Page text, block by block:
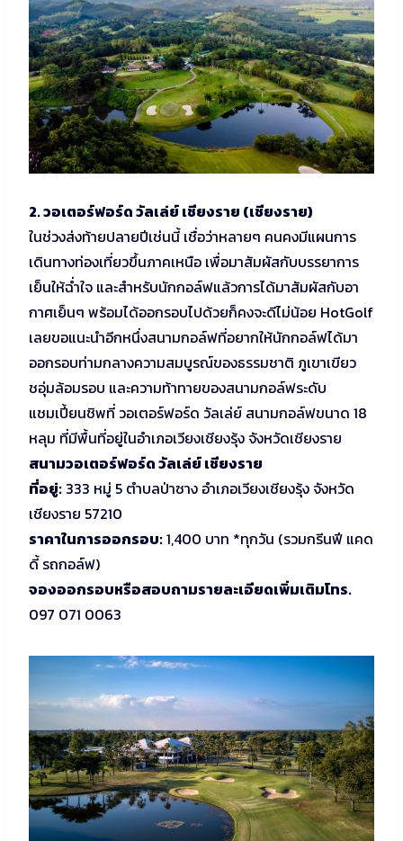
2. วอเตอร์ฟอร์ด วัลเล่ย์ เชียงราย (เชียงราย)
ในช่วงส่งท้ายปลายปีเช่นนี้ เชื่อว่าหลายๆ คนคงมีแผนการ
เดินทางท่องเที่ยวขึ้นภาคเหนือ เพื่อมาสัมผัสกับบรรยาการ
เย็นให้ฉ่ำใจ และสำหรับนักกอล์ฟแล้วการได้มาสัมผัสกับอา
กาศเย็นๆ พร้อมได้ออกรอบไปด้วยก็คงจะดีไม่น้อย HotGolf
เลยขอแนะนำอีกหนึ่งสนามกอล์ฟที่อยากให้นักกอล์ฟได้มา
ออกรอบท่ามกลางความสมบูรณ์ของธรรมชาติ ภูเขาเขียว
ชอุ่มล้อมรอบ และความท้าทายของสนามกอล์ฟระดับ
แชมเปี้ยนชิพที่ วอเตอร์ฟอร์ด วัลเล่ย์ สนามกอล์ฟขนาด 18
หลุม ที่มีพื้นที่อยู่ในอำเภอเวียงเชียงรุ้ง จังหวัดเชียงราย
สนามวอเตอร์ฟอร์ด วัลเล่ย์ เชียงราย
ที่อยู่: 333 หมู่ 5 ตำบลป่าซาง อำเภอเวียงเชียงรุ้ง จังหวัด
เชียงราย 57210
ราคาในการออกรอบ:1,400 บาท *ทุกวัน (รวมกรีนฟี แคด
ดี้ รถกอล์ฟ)
จองออกรอบหรือสอบถามรายละเอียดเพิ่มเติมโทร.
097 071 0063